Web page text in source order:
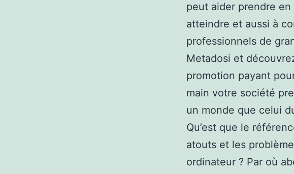
peut aider prendre
atteindre et aussi à
professionnels de
Metadosi et
promotion payant
main votre société
un monde que celui
Qu’est que le
atouts et les
ordinateur ? Par où